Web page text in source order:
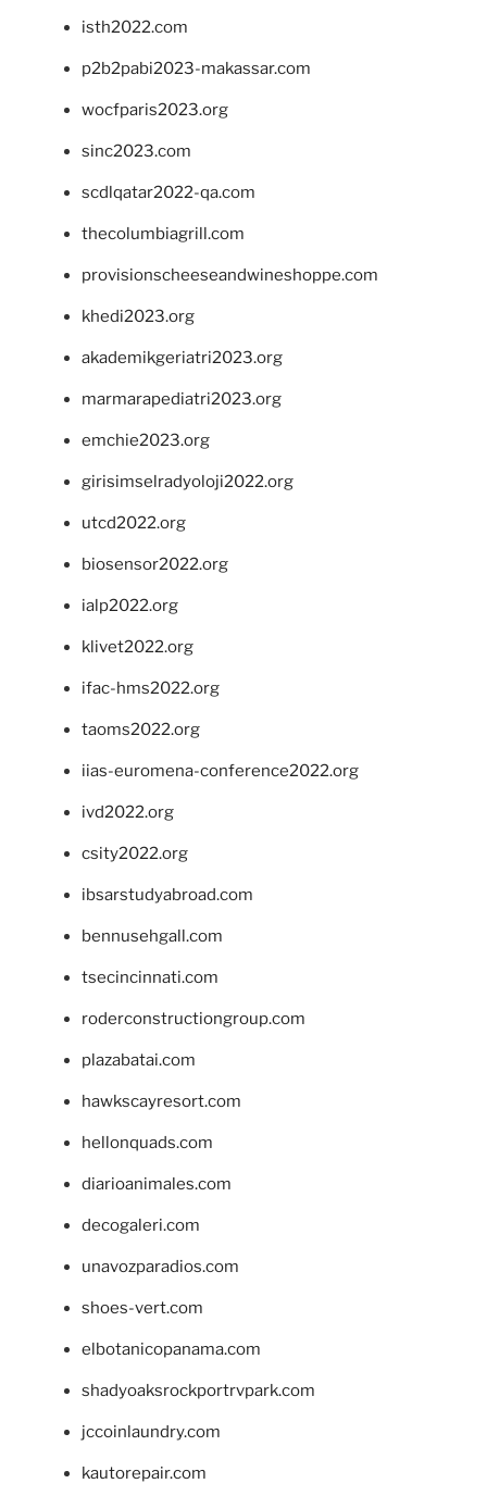
isth2022.com
p2b2pabi2023-makassar.com
wocfparis2023.org
sinc2023.com
scdlqatar2022-qa.com
thecolumbiagrill.com
provisionscheeseandwineshoppe.com
khedi2023.org
akademikgeriatri2023.org
marmarapediatri2023.org
emchie2023.org
girisimselradyoloji2022.org
utcd2022.org
biosensor2022.org
ialp2022.org
klivet2022.org
ifac-hms2022.org
taoms2022.org
iias-euromena-conference2022.org
ivd2022.org
csity2022.org
ibsarstudyabroad.com
bennusehgall.com
tsecincinnati.com
roderconstructiongroup.com
plazabatai.com
hawkscayresort.com
hellonquads.com
diarioanimales.com
decogaleri.com
unavozparadios.com
shoes-vert.com
elbotanicopanama.com
shadyoaksrockportrvpark.com
jccoinlaundry.com
kautorepair.com